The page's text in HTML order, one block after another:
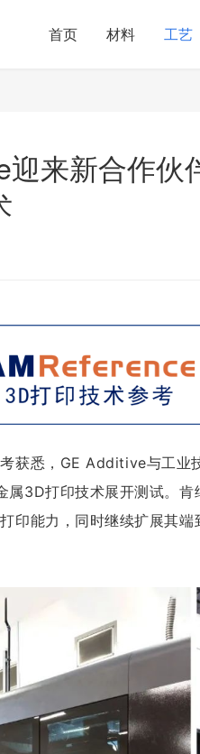
首页 材料 工艺
迎来新合作伙
获悉，GE Additive与工
属3D打印技术展开测试。
印能力，同时继续扩展其